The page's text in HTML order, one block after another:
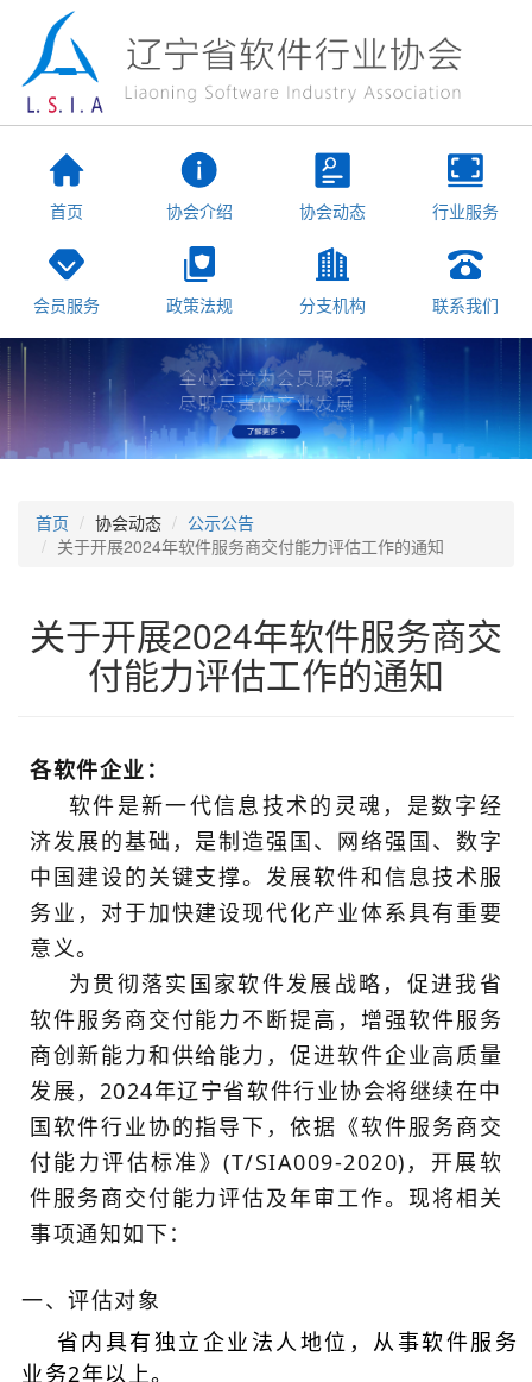
首页 协会介绍 协会动态 行业服务
会员服务 政策法规 分支机构 联系我们
首页 协会动态
公示公告
关于开展2024年软件服务商交付能力评估工作的通知
关于开展2024年软件服务商交
付能力评估工作的通知
各软件企业：
软件是新一代信息技术的灵魂，是数字经
济发展的基础，是制造强国、网络强国、数字
中国建设的关键支撑。发展软件和信息技术服
务业，对于加快建设现代化产业体系具有重要
意义。
为贯彻落实国家软件发展战略，促进我省
软件服务商交付能力不断提高，增强软件服务
商创新能力和供给能力，促进软件企业高质量
发展，2024年辽宁省软件行业协会将继续在中
国软件行业协的指导下，依据《软件服务商交
付能力评估标准》(T/SIA009-2020)，开展软
件服务商交付能力评估及年审工作。现将相关
事项通知如下：
一、评估对象
省内具有独立企业法人地位，从事软件服务
业务2年以上。